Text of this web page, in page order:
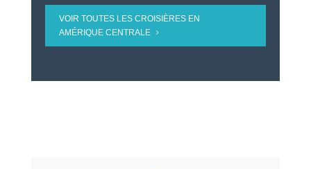
VOIR TOUTES LES CROISIÈRES EN
AMÉRIQUE CENTRALE